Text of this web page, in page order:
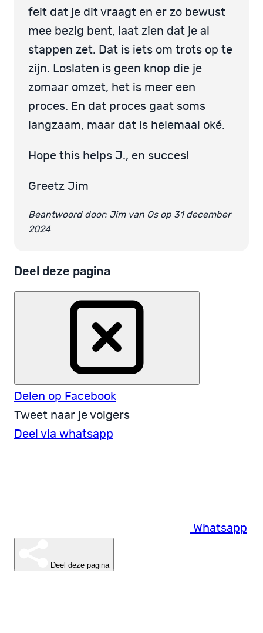
feit dat je dit vraagt en er zo bewust
mee bezig bent, laat zien dat je al
stappen zet. Dat is iets om trots op te
zijn. Loslaten is geen knop die je
zomaar omzet, het is meer een
proces. En dat proces gaat soms
langzaam, maar dat is helemaal oké.
Hope this helps J., en succes!
Greetz Jim
Beantwoord door: Jim van Os op 31 december
2024
Deel deze pagina
Delen op Facebook
Tweet naar je volgers
Deel via whatsapp
Whatsapp
Deel deze pagina